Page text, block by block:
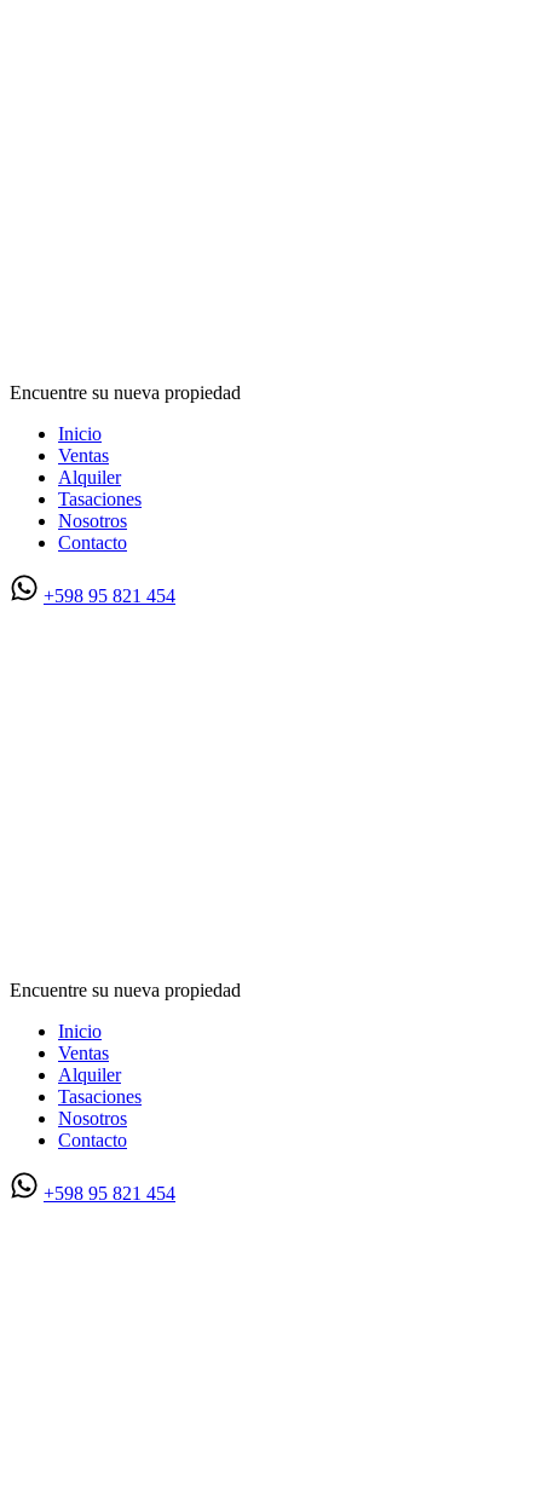
Encuentre su nueva propiedad
Inicio
Ventas
Alquiler
Tasaciones
Nosotros
Contacto
+598 95 821 454
Encuentre su nueva propiedad
Inicio
Ventas
Alquiler
Tasaciones
Nosotros
Contacto
+598 95 821 454